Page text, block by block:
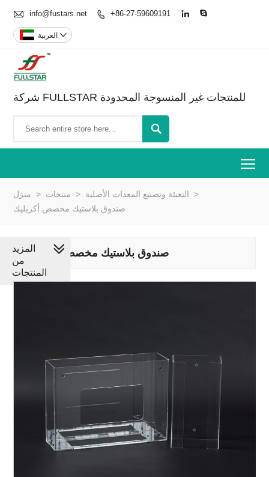
 info@fustars.net  +86-27-59609191  
العربية 
شركة FULLSTAR للمنتجات غير المنسوجة المحدودة

منزل > منتجات > التعبئة وتصنيع المعدات الأصلية
>
صندوق بلاستيك مخصص أكريليك
صندوق بلاستيك مخصص أكريليكالمزيد
من
المنتجات